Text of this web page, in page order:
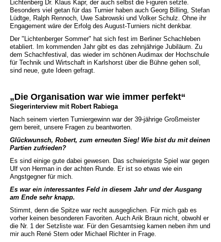
Lichtenberg Dr. Klaus Kapr, der auch selbst die Figuren setzte.
Besonders viel getan für das Turnier haben auch Georg Billing, Stefan
Lüdtge, Ralph Rennoch, Uwe Sabrowski und Volker Schulz. Ohne ihr
Engagement wäre der Erfolg des August-Turniers nicht denkbar.
Der "Lichtenberger Sommer" hat sich fest im Berliner Schachleben
etabliert. Im kommenden Jahr gibt es das zehnjährige Jubiläum. Zu
dem Schachfestival, das wieder im schönen Audimax der Hochschule
für Technik und Wirtschaft in Karlshorst über die Bühne gehen soll,
sind neue, gute Ideen gefragt.
„Die Organisation war wie immer perfekt“
Siegerinterview mit Robert Rabiega
Nach seinem vierten Turniergewinn war der 39-jährige Großmeister
gern bereit, unsere Fragen zu beantworten.
Glückwunsch, Robert, zum erneuten Sieg! Wie bist du mit deinen
Partien zufrieden?
Es sind einige gute dabei gewesen. Das schwierigste Spiel war gegen
Ulf von Herman in der achten Runde. Er ist so etwas wie ein
Angstgegner für mich.
Es war ein interessantes Feld in diesem Jahr und der Ausgang
am Ende sehr knapp.
Stimmt, denn die Spitze war recht ausgeglichen. Für mich gab es
vorher keinen besonderen Favoriten. Auch Arik Braun nicht, obwohl er
die Nr. 1 der Setzliste war. Für den Gesamtsieg kamen neben ihm und
mir auch René Stern oder Michael Richter in Frage.